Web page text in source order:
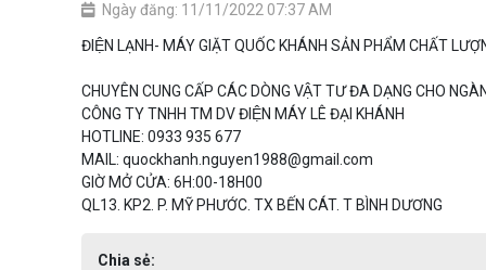
Ngày đăng: 11/11/2022 07:37 AM
ĐIỆN LẠNH- MÁY GIẶT QUỐC KHÁNH SẢN PHẨM CHẤT
CHUYÊN CUNG CẤP CÁC DÒNG VẬT TƯ ĐA DẠNG CHO
CÔNG TY TNHH TM DV ĐIỆN MÁY LÊ ĐẠI KHÁNH
HOTLINE: 0933 935 677
MAIL: quockhanh.nguyen1988@gmail.com
GIỜ MỞ CỬA: 6H:00-18H00
QL13. KP2. P. MỸ PHƯỚC. TX BẾN CÁT. T BÌNH DƯƠNG
Chia sẻ: